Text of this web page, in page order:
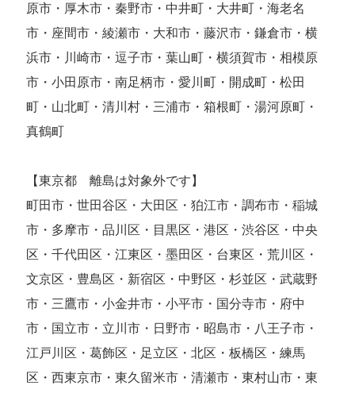
原市・厚木市・秦野市・中井町・大井町・海老名
市・座間市・綾瀬市・大和市・藤沢市・鎌倉市・横
浜市・川崎市・逗子市・葉山町・横須賀市・相模原
市・小田原市・南足柄市・愛川町・開成町・松田
町・山北町・清川村・三浦市・箱根町・湯河原町・
真鶴町
【東京都 離島は対象外です】
町田市・世田谷区・大田区・狛江市・調布市・稲城
市・多摩市・品川区・目黒区・港区・渋谷区・中央
区・千代田区・江東区・墨田区・台東区・荒川区・
文京区・豊島区・新宿区・中野区・杉並区・武蔵野
市・三鷹市・小金井市・小平市・国分寺市・府中
市・国立市・立川市・日野市・昭島市・八王子市・
江戸川区・葛飾区・足立区・北区・板橋区・練馬
区・西東京市・東久留米市・清瀬市・東村山市・東